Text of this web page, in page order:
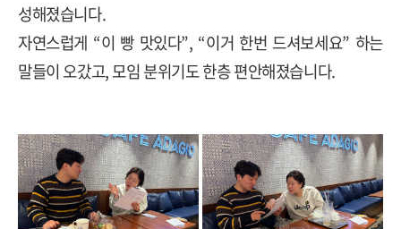
성해졌습니다.
자연스럽게 “이 빵 맛있다”, “이거 한번 드셔보세요” 하는
말들이 오갔고, 모임 분위기도 한층 편안해졌습니다.